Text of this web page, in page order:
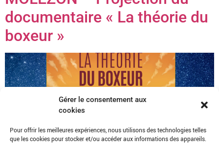
Gérer le consentement aux
cookies
Pour offrir les meilleures expériences, nous utilisons des technologies telles
que les cookies pour stocker et/ou accéder aux informations des appareils.
documentaire « La théorie du
boxeur »